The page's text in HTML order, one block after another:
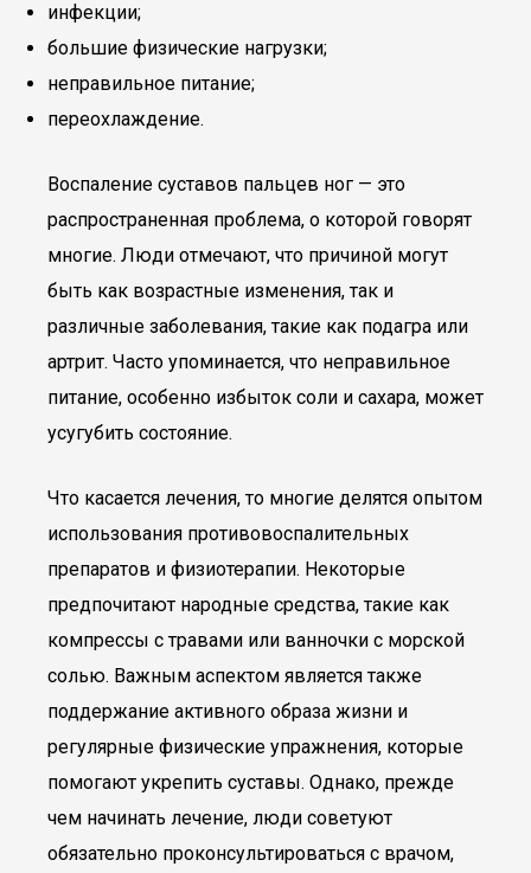
инфекции;
большие физические нагрузки;
неправильное питание;
переохлаждение.
Воспаление суставов пальцев ног — это
распространенная проблема, о которой говорят
многие. Люди отмечают, что причиной могут
быть как возрастные изменения, так и
различные заболевания, такие как подагра или
артрит. Часто упоминается, что неправильное
питание, особенно избыток соли и сахара, может
усугубить состояние.
Что касается лечения, то многие делятся опытом
использования противовоспалительных
препаратов и физиотерапии. Некоторые
предпочитают народные средства, такие как
компрессы с травами или ванночки с морской
солью. Важным аспектом является также
поддержание активного образа жизни и
регулярные физические упражнения, которые
помогают укрепить суставы. Однако, прежде
чем начинать лечение, люди советуют
обязательно проконсультироваться с врачом,